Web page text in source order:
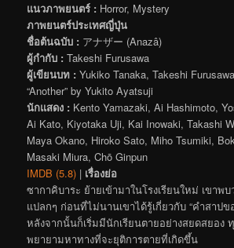
แนวภาพยนตร์ : Horror, Mystery
ภาพยนตร์ประเทศญี่ปุ่น
ชื่อต้นฉบับ : アナザー (Anazâ)
ผู้กำกับ : Takeshi Furusawa
ผู้เขียนบท : Yukiko Tanaka, Takeshi
“Another” by Yukito Ayatsuji
นักแสดง : Kento Yamazaki, Ai Hashimoto,
Ai Kato, Kiyotaka Uji, Kai Inowaki, Takashi
Maya Okano, Hiroko Sato, Miho Tsumiki,
Masaki Miura, Chō Ginpun
IMDB (5.8) | เรื่องย่อ
ซากาคิบาระ ย้ายเข้ามาในโรงเรียนใหม่ เขา
แปลกๆ ก่อนที่ไม่นานเขาได้รู้เกี่ยวกับ “คำสาปข
หลังจากนั้นก็เริ่มมีนักเรียนตายอย่างสยดสยอง
พยายามหาทางที่จะยุติการตายที่เกิดขึ้น